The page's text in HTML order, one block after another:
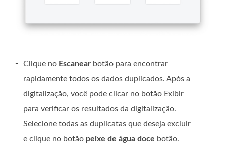
- Clique no Escanear botão para encontrar
rapidamente todos os dados duplicados. Após a
digitalização, você pode clicar no botão Exibir
para verificar os resultados da digitalização.
Selecione todas as duplicatas que deseja excluir
e clique no botão peixe de água doce botão.